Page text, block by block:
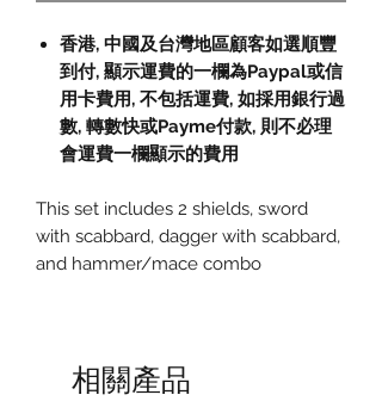
香港, 中國及台灣地區顧客如選順豐
到付, 顯示運費的一欄為Paypal或信
用卡費用, 不包括運費, 如採用銀行過
數, 轉數快或Payme付款, 則不必理
會運費一欄顯示的費用
This set includes 2 shields, sword
with scabbard, dagger with scabbard,
and hammer/mace combo
相關產品